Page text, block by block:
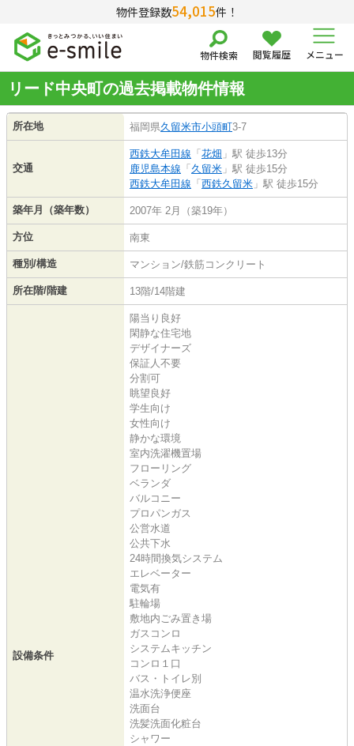
物件登録数54,015件！
物件検索 閲覧履歴 メニュー
リード中央町の過去掲載物件情報
所在地 福岡県久留米市小頭町3-7
交通
西鉄大牟田線 「花畑 」駅 徒歩13分
鹿児島本線 「久留米 」駅 徒歩15分
西鉄大牟田線 「西鉄久留米 」駅 徒歩15分
築年月（築年数） 2007年 2月（築19年）
方位 南東
種別/構造 マンション/鉄筋コンクリート
所在階/階建 13階/14階建
設備条件
陽当り良好
閑静な住宅地
デザイナーズ
保証人不要
分割可
眺望良好
学生向け
女性向け
静かな環境
室内洗濯機置場
フローリング
ベランダ
バルコニー
プロパンガス
公営水道
公共下水
24時間換気システム
エレベーター
電気有
駐輪場
敷地内ごみ置き場
ガスコンロ
システムキッチン
コンロ１口
バス・トイレ別
温水洗浄便座
洗面台
洗髪洗面化粧台
シャワー